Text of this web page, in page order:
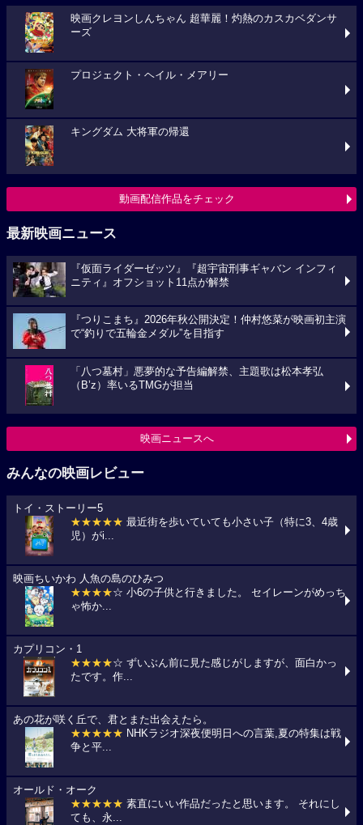
映画クレヨンしんちゃん 超華麗！灼熱のカスカベダンサ
ーズ
プロジェクト・ヘイル・メアリー
キングダム 大将軍の帰還
動画配信作品をチェック
最新映画ニュース
『仮面ライダーゼッツ』『超宇宙刑事ギャバン インフィ
ニティ』オフショット11点が解禁
『つりこまち』2026年秋公開決定！仲村悠菜が映画初主演
で“釣りで五輪金メダル”を目指す
「八つ墓村」悪夢的な予告編解禁、主題歌は松本孝弘
（B’z）率いるTMGが担当
映画ニュースへ
みんなの映画レビュー
トイ・ストーリー5
★★★★★ 最近街を歩いていても小さい子（特に3、4歳
児）がi...
映画ちいかわ 人魚の島のひみつ
★★★★☆ 小6の子供と行きました。 セイレーンがめっち
ゃ怖か...
カプリコン・1
★★★★☆ ずいぶん前に見た感じがしますが、面白かっ
たです。作...
あの花が咲く丘で、君とまた出会えたら。
★★★★★ NHKラジオ深夜便明日への言葉,夏の特集は戦
争と平...
オールド・オーク
★★★★★ 素直にいい作品だったと思います。 それにし
ても、永...